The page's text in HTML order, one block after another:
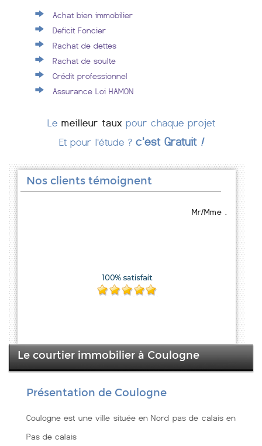
Achat bien immobilier
Deficit Foncier
Rachat de dettes
Rachat de soulte
Crédit professionnel
Assurance Loi HAMON
Le meilleur taux pour chaque projet
Et pour l'étude ? c'est Gratuit !
Nos clients témoignent
Mr/Mme .
Le courtier immobilier à Coulogne
Présentation de Coulogne
Coulogne est une ville située en Nord pas de calais en
Pas de calais